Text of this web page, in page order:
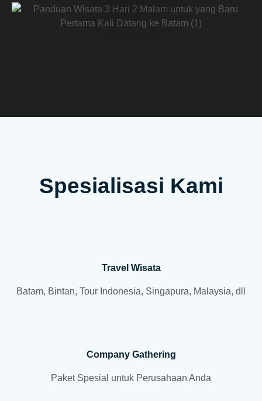
Spesialisasi Kami
Travel Wisata
Batam, Bintan, Tour Indonesia, Singapura, Malaysia, dll
Company Gathering
Paket Spesial untuk Perusahaan Anda